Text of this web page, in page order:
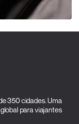
350 cidades. Uma
para viajantes